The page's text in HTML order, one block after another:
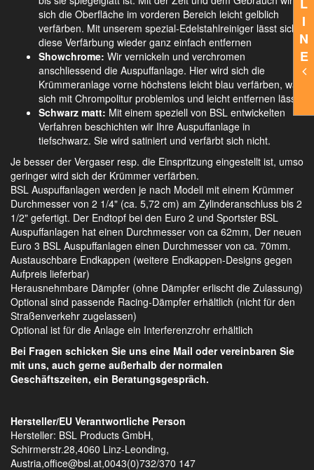
L
I
N
E
sich die Oberfläche im vorderen Bereich leicht gelblich
verfärben. Mit unserem spezial-Edelstahlreiniger lässt sich
diese Verfärbung wieder ganz einfach entfernen
Showchrome: Wir vernickeln und verchromen
anschliessend die Auspuffanlage. Hier wird sich die
Krümmeranlage vorne höchstens leicht blau verfärben, was
sich mit Chrompolitur problemlos und leicht entfernen lässt.
Schwarz matt: Mit einem speziell von BSL entwickelten
Verfahren beschichten wir Ihre Auspuffanlage in
tiefschwarz. Sie wird satiniert und verfärbt sich nicht.
Je besser der Vergaser resp. die Einspritzung eingestellt ist, umso
geringer wird sich der Krümmer verfärben.
BSL Auspuffanlagen werden je nach Modell mit einem Krümmer
Durchmesser von 2 1/4" (ca. 5,72 cm) am Zylinderanschluss bis 2
1/2" gefertigt. Der Endtopf bei den Euro 2 und Sportster BSL
Auspuffanlagen hat einen Durchmesser von ca 62mm, Der neuen
Euro 3 BSL Auspuffanlagen einen Durchmesser von ca. 70mm.
Austauschbare Endkappen (weitere Endkappen-Designs gegen
Aufpreis lieferbar)
Herausnehmbare Dämpfer (ohne Dämpfer erlischt die Zulassung)
Optional sind passende Racing-Dämpfer erhältlich (nicht für den
Straßenverkehr zugelassen)
Optional ist für die Anlage ein Interferenzrohr erhältlich
Bei Fragen schicken Sie uns eine Mail oder vereinbaren Sie
mit uns, auch gerne außerhalb der normalen
Geschäftszeiten, ein Beratungsgespräch.
Hersteller/EU Verantwortliche Person
Hersteller: BSL Products GmbH,
Schirmerstr.28,4060 Linz-Leonding,
Austria,office@bsl.at,0043(0)732/370 147